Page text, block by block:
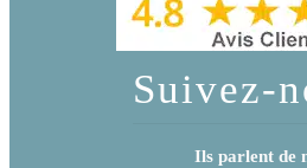
Suivez-
Ils parlent de